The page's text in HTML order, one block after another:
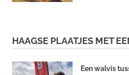
HAAGSE PLAATJES MET
Een walvis